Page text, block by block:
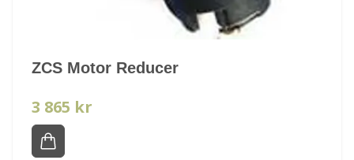
ZCS Motor Reducer
3 865 kr